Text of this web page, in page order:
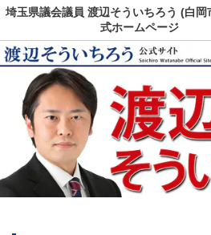
埼玉県議会議員 渡辺そういちろう (白岡
式ホームページ